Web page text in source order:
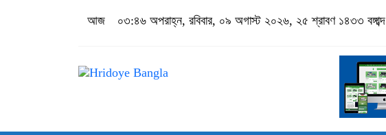
আজ ০৩:৪৬ অপরাহ্ন, রবিবার, ০৯ অগাস্ট ২০২৬, ২৫ শ্রাবণ ১৪৩৩ বঙ্গাব্দ